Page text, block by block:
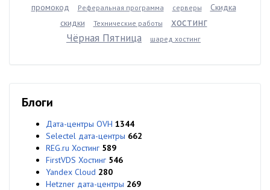
промокод
Реферальная программа серверы
Скидка
скидки
Технические работы
хостинг
Чёрная Пятница
шаред хостинг
Блоги
Дата-центры OVH 1344
Selectel дата-центры 662
REG.ru Хостинг 589
FirstVDS Хостинг 546
Yandex Cloud 280
Hetzner дата-центры 269